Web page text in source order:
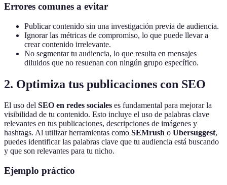
Errores comunes a evitar
Publicar contenido sin una investigación previa de audiencia.
Ignorar las métricas de compromiso, lo que puede llevar a
crear contenido irrelevante.
No segmentar tu audiencia, lo que resulta en mensajes
diluidos que no resuenan con ningún grupo específico.
2. Optimiza tus publicaciones con SEO
El uso del SEO en redes sociales es fundamental para mejorar la
visibilidad de tu contenido. Esto incluye el uso de palabras clave
relevantes en tus publicaciones, descripciones de imágenes y
hashtags. Al utilizar herramientas como SEMrush o Ubersuggest,
puedes identificar las palabras clave que tu audiencia está buscando
y que son relevantes para tu nicho.
Ejemplo práctico